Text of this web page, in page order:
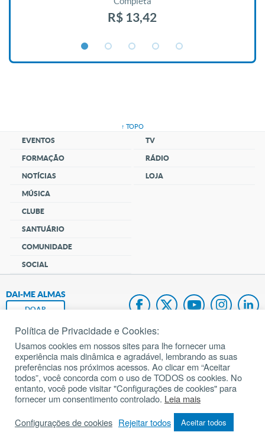
R$ 13,42
↑ TOPO
EVENTOS
FORMAÇÃO
NOTÍCIAS
MÚSICA
CLUBE
SANTUÁRIO
COMUNIDADE
SOCIAL
TV
RÁDIO
LOJA
DAI-ME ALMAS
DOAR
Fundação João Paulo II
Pedido de Oração
Mapa do site
Todos os direitos reservados.
Política de Privacidade e Cookies:
Usamos cookies em nossos sites para lhe fornecer uma
experiência mais dinâmica e agradável, lembrando as suas
preferências nos próximos acessos. Ao clicar em “Aceitar
todos”, você concorda com o uso de TODOS os cookies. No
entanto, você pode visitar "Configurações de cookies" para
fornecer um consentimento controlado. Leia mais
Configurações de cookies Rejeitar todos Aceitar todos